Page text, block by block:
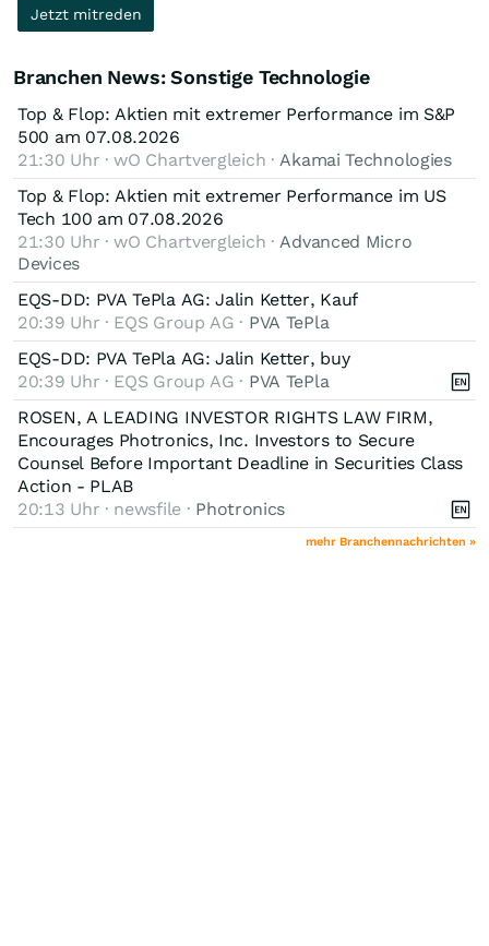
aufgrund von Fehlern des Managements den Hoenle Weg
den die linksgrünen Medien verbreiten. Hoenle habe ich
abgeschrieben. Früher war Hoenle eine Qualitätsaktie, jetzt ein
hoffnungsloser Fall. Allein der ausgebombte Kurs ist kein
Grund hier zu investieren. Es gibt genügend Aktien auf
ausgebombten Niveau, die Perspektive haben.
nicht hier wieder einzusteigen. Dazu müsste noch viel
passieren.
Jetzt mitreden
Branchen News: Sonstige Technologie
Top & Flop: Aktien mit extremer Performance im S&P
500 am 07.08.2026
21:30 Uhr · wO Chartvergleich · Akamai Technologies
Top & Flop: Aktien mit extremer Performance im US
Tech 100 am 07.08.2026
21:30 Uhr · wO Chartvergleich · Advanced Micro
Devices
EQS-DD: PVA TePla AG: Jalin Ketter, Kauf
20:39 Uhr · EQS Group AG · PVA TePla
EQS-DD: PVA TePla AG: Jalin Ketter, buy
20:39 Uhr · EQS Group AG · PVA TePla
ROSEN, A LEADING INVESTOR RIGHTS LAW FIRM,
Encourages Photronics, Inc. Investors to Secure
Counsel Before Important Deadline in Securities Class
Action - PLAB
20:13 Uhr · newsfile · Photronics
mehr Branchennachrichten »